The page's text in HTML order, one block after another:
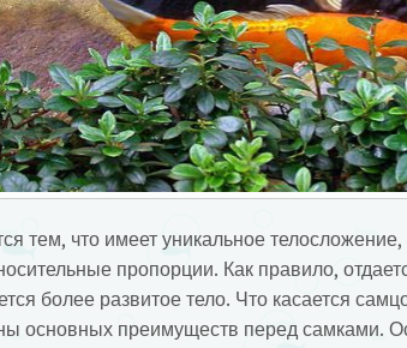
тем, что имеет уникальное
пропорции. Как правило,
более развитое тело. Что касается
основных преимуществ перед самками.